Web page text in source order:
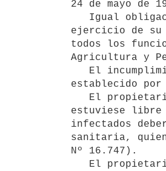
24 de mayo de
ejercicio de su
todos los
Agricultura y
establecido
estuviese libre
infectados
sanitaria,
Nº 16.747).